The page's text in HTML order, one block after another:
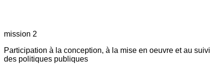
mission 2
Participation à la conception, à la mise en oeuvre et au suivi
des politiques publiques